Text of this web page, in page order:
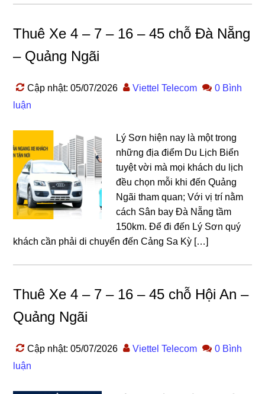
Thuê Xe 4 – 7 – 16 – 45 chỗ Đà Nẵng
– Quảng Ngãi
Cập nhật: 05/07/2026 Viettel Telecom
0 Bình
luận
Lý Sơn hiện nay là một trong
những địa điểm Du Lịch Biển
tuyệt vời mà mọi khách du lịch
đều chọn mỗi khi đến Quảng
Ngãi tham quan; Với vị trí nằm
cách Sân bay Đà Nẵng tầm
150km. Để đi đến Lý Sơn quý
khách cần phải di chuyển đến Cảng Sa Kỳ […]
Thuê Xe 4 – 7 – 16 – 45 chỗ Hội An –
Quảng Ngãi
Cập nhật: 05/07/2026 Viettel Telecom
0 Bình
luận